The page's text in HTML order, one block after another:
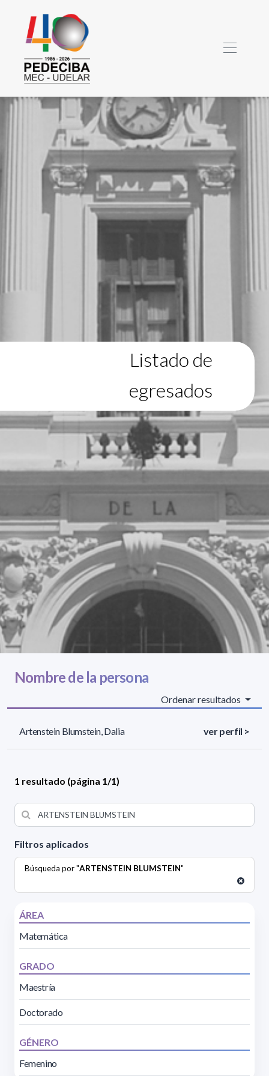
Listado de
egresados
Filtros aplicados
Búsqueda por "ARTENSTEIN BLUMSTEIN"
ÁREA
Matemática
GRADO
Maestría
Doctorado
GÉNERO
Femenino
Nombre de la persona
Ordenar resultados
Artenstein Blumstein, Dalia ver perfil >
1 resultado (página 1/1)